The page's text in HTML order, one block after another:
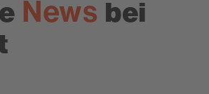
News bei